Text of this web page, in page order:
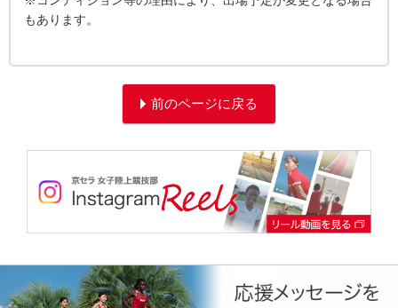
もあります。
前のページに戻る